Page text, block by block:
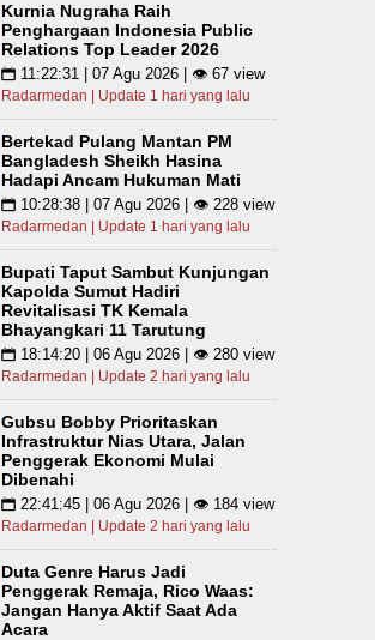
Kurnia Nugraha Raih
Penghargaan Indonesia Public
Relations Top Leader 2026
📅 11:22:31 | 07 Agu 2026 | 👁 67 view
Radarmedan | Update 1 hari yang lalu
Bertekad Pulang Mantan PM
Bangladesh Sheikh Hasina
Hadapi Ancam Hukuman Mati
📅 10:28:38 | 07 Agu 2026 | 👁 228 view
Radarmedan | Update 1 hari yang lalu
Bupati Taput Sambut Kunjungan
Kapolda Sumut Hadiri
Revitalisasi TK Kemala
Bhayangkari 11 Tarutung
📅 18:14:20 | 06 Agu 2026 | 👁 280 view
Radarmedan | Update 2 hari yang lalu
Gubsu Bobby Prioritaskan
Infrastruktur Nias Utara, Jalan
Penggerak Ekonomi Mulai
Dibenahi
📅 22:41:45 | 06 Agu 2026 | 👁 184 view
Radarmedan | Update 2 hari yang lalu
Duta Genre Harus Jadi
Penggerak Remaja, Rico Waas:
Jangan Hanya Aktif Saat Ada
Acara